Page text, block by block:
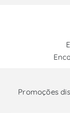
Promoções